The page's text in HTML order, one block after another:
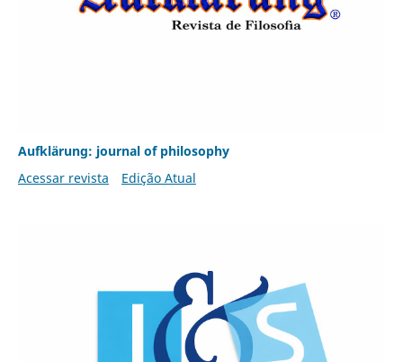
Aufklärung: journal of philosophy
Acessar revista
Edição Atual